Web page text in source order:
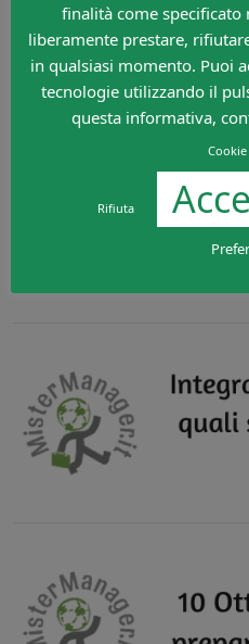
finalità come specificato
liberamente prestare,
in qualsiasi momento. Puoi
tecnologie utilizzando il
questa informativa,
Rifiuta